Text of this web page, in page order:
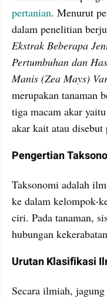
pertanian. Menurut
dalam penelitian
Ekstrak Beberapa
Pertumbuhan dan
Manis (Zea Mays)
merupakan tanaman
tiga macam akar
akar kait atau disebut
Pengertian
Taksonomi adalah
ke dalam kelompok-
ciri. Pada tanaman,
hubungan
Urutan Klasifikasi
Secara ilmiah,